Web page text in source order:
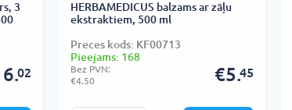
3
02
HERBAMEDICUS balzams ar zāļu
ekstraktiem, 500 ml
Preces kods: KF00713
Pieejams: 168
Bez PVN:
€4.50
€5.45